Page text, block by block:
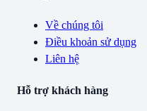
Về chúng tôi
Điều khoản sử dụng
Liên hệ
Hỗ trợ khách hàng